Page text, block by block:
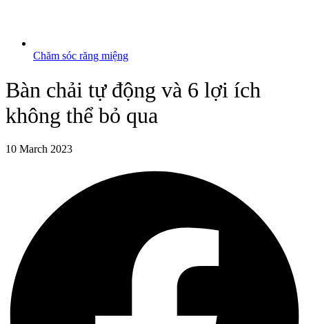
Chăm sóc răng miệng
Bàn chải tự động và 6 lợi ích
không thể bỏ qua
10 March 2023